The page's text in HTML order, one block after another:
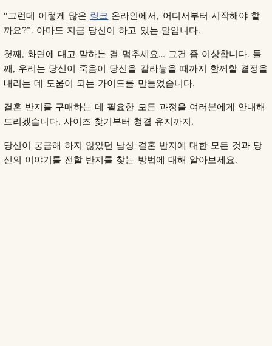
“그런데 이렇게 많은 링크 온라인에서, 어디서부터 시작해야 할
까요?”. 아마도 지금 당신이 하고 있는 말입니다.
첫째, 화면에 대고 말하는 걸 멈추세요… 그건 좀 이상합니다. 둘
째, 우리는 당신이 죽음이 당신을 갈라놓을 때까지 함께할 결정을
내리는 데 도움이 되는 가이드를 만들었습니다.
결혼 반지를 구매하는 데 필요한 모든 과정을 여러분에게 안내해
드리겠습니다. 사이즈 찾기부터 청결 유지까지.
당신이 궁금해 하지 않았던 남성 결혼 반지에 대한 모든 것과 당
신의 이야기를 전할 반지를 찾는 방법에 대해 알아보세요.